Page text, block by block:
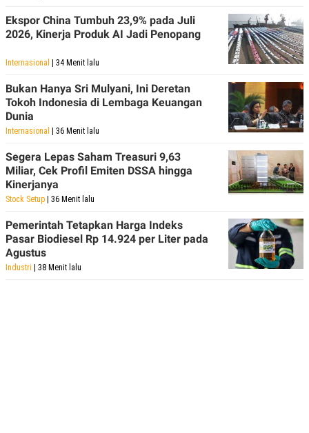
Ekspor China Tumbuh 23,9% pada Juli
2026, Kinerja Produk AI Jadi Penopang
Internasional | 34 Menit lalu
Bukan Hanya Sri Mulyani, Ini Deretan
Tokoh Indonesia di Lembaga Keuangan
Dunia
Internasional | 36 Menit lalu
Segera Lepas Saham Treasuri 9,63
Miliar, Cek Profil Emiten DSSA hingga
Kinerjanya
Stock Setup | 36 Menit lalu
Pemerintah Tetapkan Harga Indeks
Pasar Biodiesel Rp 14.924 per Liter pada
Agustus
Industri | 38 Menit lalu